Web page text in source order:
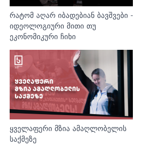
რატომ აღარ იბადებიან ბავშვები -
იდეოლოგიური მითი თუ
ეკონომიკური ჩიხი
ყველაფერი მზია ამაღლობელის
საქმეზე